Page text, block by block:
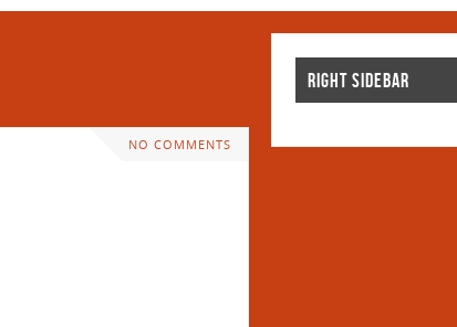
NO COMMENTS
RIGHT SIDEBAR